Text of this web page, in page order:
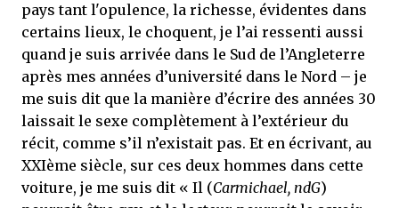
pays tant l'opulence, la richesse, évidentes dans
certains lieux, le choquent, je l’ai ressenti aussi
quand je suis arrivée dans le Sud de l’Angleterre
après mes années d’université dans le Nord – je
me suis dit que la manière d’écrire des années 30
laissait le sexe complètement à l’extérieur du
récit, comme s’il n’existait pas. Et en écrivant, au
XXIème siècle, sur ces deux hommes dans cette
voiture, je me suis dit « Il (Carmichael, ndG)